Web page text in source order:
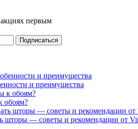
первым
и преимущества
обоям?
шторы — советы и рекомендации от